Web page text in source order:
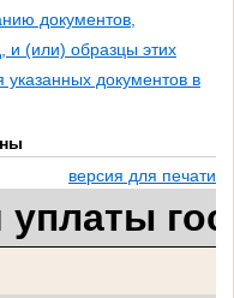
документов,
и (или) образцы этих
указанных документов в
версия для печати
уплаты